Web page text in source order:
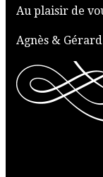
Au plaisir de
Agnès & Gérard